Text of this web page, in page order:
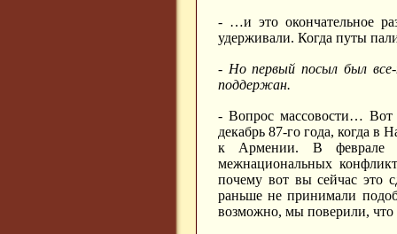
- …и это окончательное
удерживали. Когда путы
- Но первый посыл был все-
поддержан.
- Вопрос массовости… Вот
декабрь 87-го года, когда
к Армении. В феврале
межнациональных
почему вот вы сейчас это
раньше не принимали
возможно, мы поверили, что